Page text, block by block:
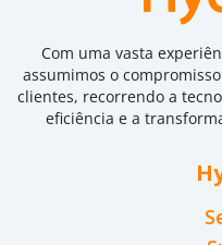
Com uma vasta
assumimos o
clientes, recorrendo a
eficiência e a